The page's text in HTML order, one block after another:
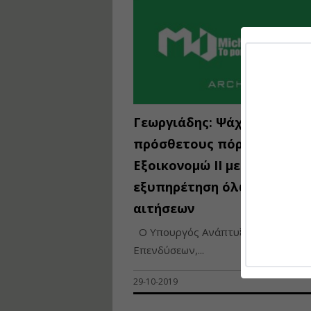
Γεωργιάδης: Ψάχνουμε
πρόσθετους πόρους για το
Εξοικονομώ ΙΙ με σκοπό την
εξυπηρέτηση όλων των
αιτήσεων
Ο Υπουργός Ανάπτυξης και
Επενδύσεων,...
29-10-2019